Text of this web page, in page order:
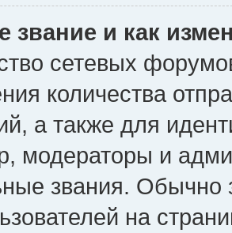
звание и как
сетевых
количества
а также для
модераторы и
звания. Обычно
на